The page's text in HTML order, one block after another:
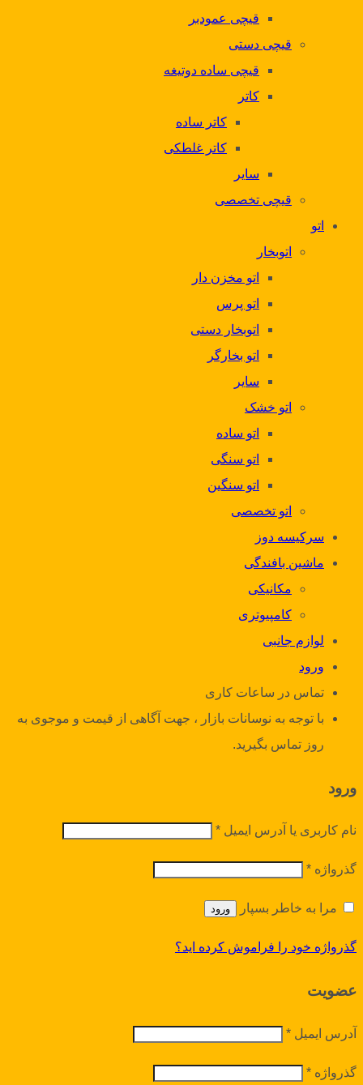
قیچی عمودبر
قیچی دستی
قیچی ساده دوتیغه
کاتر
کاتر ساده
کاتر غلطکی
سایر
قیچی تخصصی
اتو
اتوبخار
اتو مخزن دار
اتو پرس
اتوبخار دستی
اتو بخارگر
سایر
اتو خشک
اتو ساده
اتو سنگی
اتو سنگین
اتو تخصصی
سرکیسه دوز
ماشین بافندگی
مکانیکی
کامپیوتری
لوازم جانبی
ورود
تماس در ساعات کاری
با توجه به نوسانات بازار ، جهت آگاهی از قیمت و موجوی به
روز تماس بگیرید.
ورود
نام کاربری یا آدرس ایمیل *
گذرواژه *
مرا به خاطر بسپار ورود
گذرواژه خود را فراموش کرده اید؟
عضویت
آدرس ایمیل *
گذرواژه *